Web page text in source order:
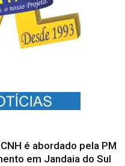
é abordado pela PM
em Jandaia do Sul